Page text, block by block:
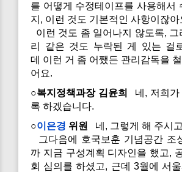
를 어떻게 수정테이프를 사용해서
지, 이런 것도 기본적인 사항이잖아
이런 것도 좀 일어나지 않도록,
리 같은 것도 누락된 게 있는 걸
데 이런 거 좀 어쨌든 관리감독을
어요.
○복지정책과장 김윤희
네, 저희가
록 하겠습니다.
○이은경 위원
네, 그렇게 해 주시
그다음에 호국보훈 기념공간 조
까 지금 구성계획 디자인을 했고,
회 심의를 하셨고, 근데 3월에 서